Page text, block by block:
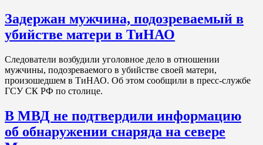
Задержан мужчина, подозреваемый в
убийстве матери в ТиНАО
Следователи возбудили уголовное дело в отношении
мужчины, подозреваемого в убийстве своей матери,
произошедшем в ТиНАО. Об этом сообщили в пресс-службе
ГСУ СК РФ по столице.
В МВД не подтвердили информацию
об обнаружении снаряда на севере